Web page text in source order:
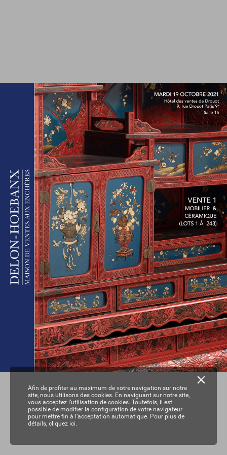
Afin de profiter au maximum de votre navigation sur notre
site, nous utilisons des cookies. En naviguant sur notre site,
vous acceptez l’utilisation de cookies. Toutefois, il est
possible de modifier la configuration de votre navigateur
pour mettre fin à l’acceptation automatique. Pour plus de
détails, cliquez ici.